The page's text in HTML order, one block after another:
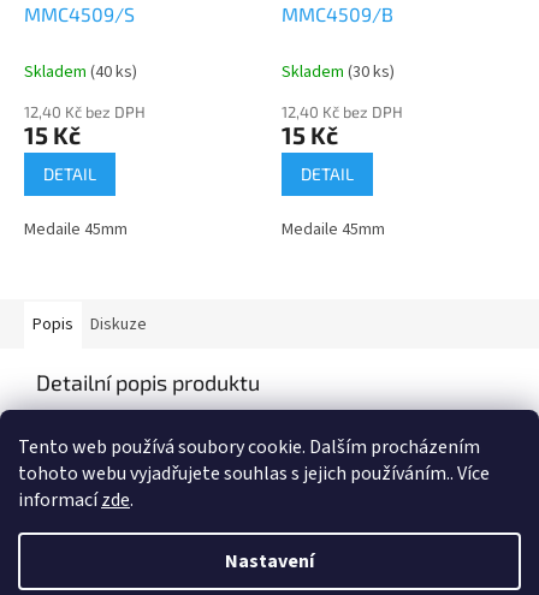
Tento web používá soubory cookie. Dalším procházením
tohoto webu vyjadřujete souhlas s jejich používáním.. Více
informacízde.
Nastavení
MMC4509/S
Skladem (40 ks)
12,40 Kč bez DPH
15 Kč
DETAIL
Medaile 45mm
MMC4509/B
Skladem (30 ks)
12,40 Kč bez DPH
15 Kč
DETAIL
Medaile 45mm
Popis Diskuze
Detailní popis produktu
Vytvořil Shoptet